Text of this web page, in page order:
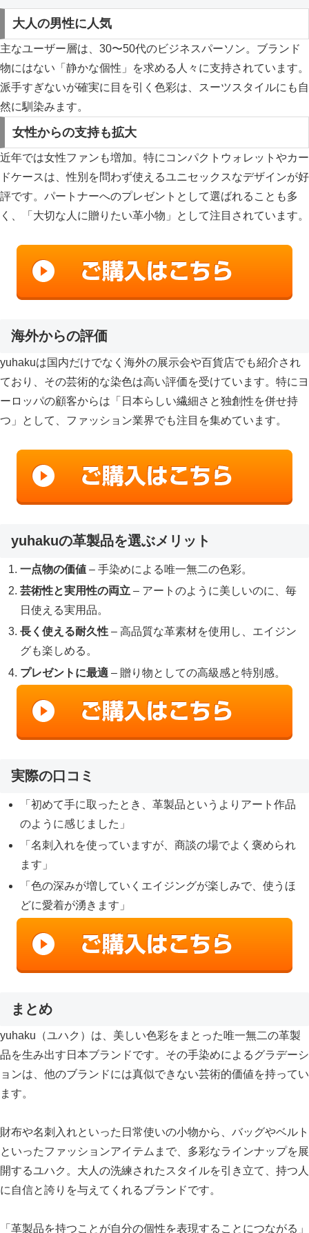
大人の男性に人気
主なユーザー層は、30〜50代のビジネスパーソン。ブランド
物にはない「静かな個性」を求める人々に支持されています。
派手すぎないが確実に目を引く色彩は、スーツスタイルにも自
然に馴染みます。
女性からの支持も拡大
近年では女性ファンも増加。特にコンパクトウォレットやカー
ドケースは、性別を問わず使えるユニセックスなデザインが好
評です。パートナーへのプレゼントとして選ばれることも多
く、「大切な人に贈りたい革小物」として注目されています。
海外からの評価
yuhakuは国内だけでなく海外の展示会や百貨店でも紹介され
ており、その芸術的な染色は高い評価を受けています。特にヨ
ーロッパの顧客からは「日本らしい繊細さと独創性を併せ持
つ」として、ファッション業界でも注目を集めています。
yuhakuの革製品を選ぶメリット
一点物の価値 – 手染めによる唯一無二の色彩。
芸術性と実用性の両立 – アートのように美しいのに、毎
日使える実用品。
長く使える耐久性 – 高品質な革素材を使用し、エイジン
グも楽しめる。
プレゼントに最適 – 贈り物としての高級感と特別感。
実際の口コミ
「初めて手に取ったとき、革製品というよりアート作品
のように感じました」
「名刺入れを使っていますが、商談の場でよく褒められ
ます」
「色の深みが増していくエイジングが楽しみで、使うほ
どに愛着が湧きます」
まとめ
yuhaku（ユハク）は、美しい色彩をまとった唯一無二の革製
品を生み出す日本ブランドです。その手染めによるグラデーシ
ョンは、他のブランドには真似できない芸術的価値を持ってい
ます。
財布や名刺入れといった日常使いの小物から、バッグやベルト
といったファッションアイテムまで、多彩なラインナップを展
開するユハク。大人の洗練されたスタイルを引き立て、持つ人
に自信と誇りを与えてくれるブランドです。
「革製品を持つことが自分の個性を表現することにつながる」